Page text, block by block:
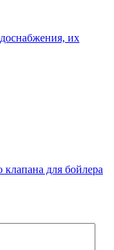
их
клапана для бойлера